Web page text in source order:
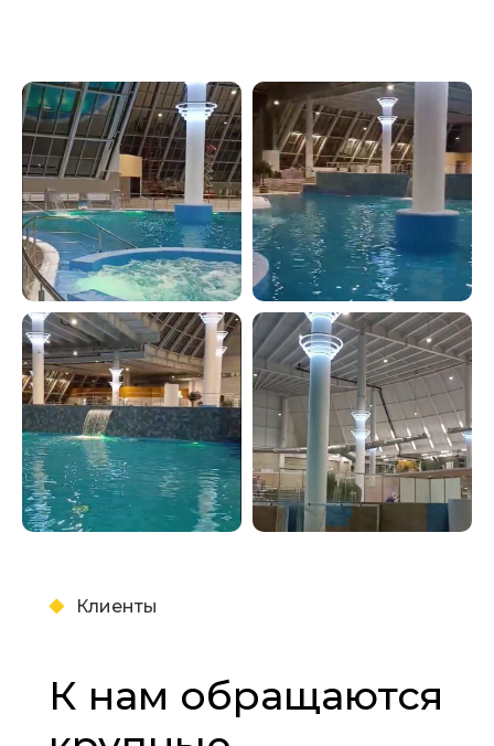
К нам обращаются
Клиенты